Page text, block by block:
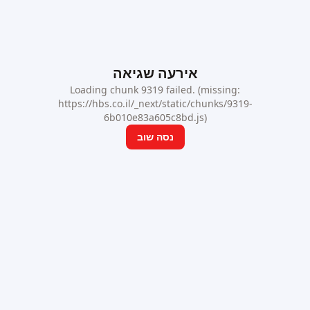
אירעה שגיאה
Loading chunk 9319 failed. (missing:
https://hbs.co.il/_next/static/chunks/9319-
6b010e83a605c8bd.js)